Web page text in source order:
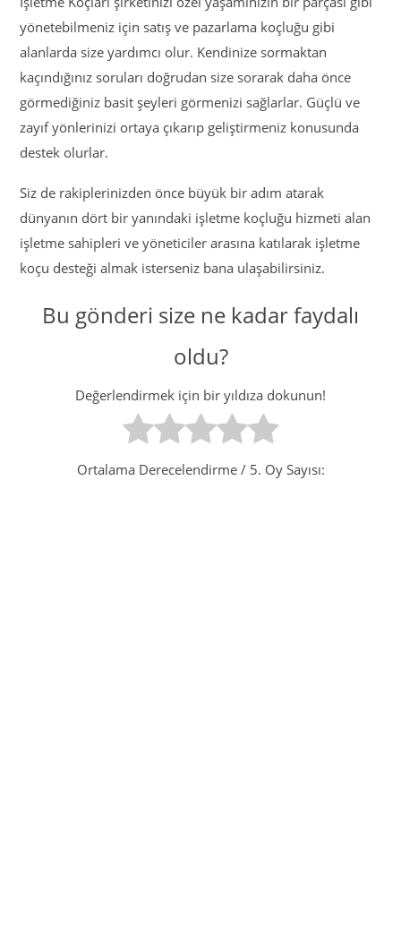
yönetebilmeniz için satış ve pazarlama koçluğu gibi
alanlarda size yardımcı olur. Kendinize sormaktan
kaçındığınız soruları doğrudan size sorarak daha önce
görmediğiniz basit şeyleri görmenizi sağlarlar. Güçlü ve
zayıf yönlerinizi ortaya çıkarıp geliştirmeniz konusunda
destek olurlar.
Siz de rakiplerinizden önce büyük bir adım atarak
dünyanın dört bir yanındaki işletme koçluğu hizmeti alan
işletme sahipleri ve yöneticiler arasına katılarak işletme
koçu desteği almak isterseniz bana ulaşabilirsiniz.
Bu gönderi size ne kadar faydalı
oldu?
Değerlendirmek için bir yıldıza dokunun!
Ortalama Derecelendirme / 5. Oy Sayısı: